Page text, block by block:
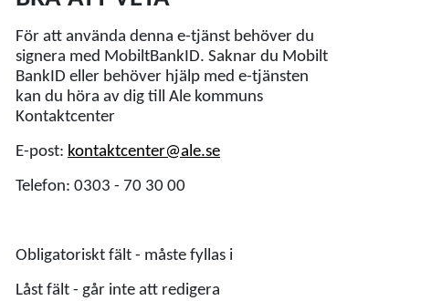
För att använda denna e-tjänst behöver du
signera med MobiltBankID. Saknar du Mobilt
BankID eller behöver hjälp med e-tjänsten
kan du höra av dig till Ale kommuns
Kontaktcenter
E-post: kontaktcenter@ale.se
Telefon: 0303 - 70 30 00
Obligatoriskt fält - måste fyllas i
Låst fält - går inte att redigera